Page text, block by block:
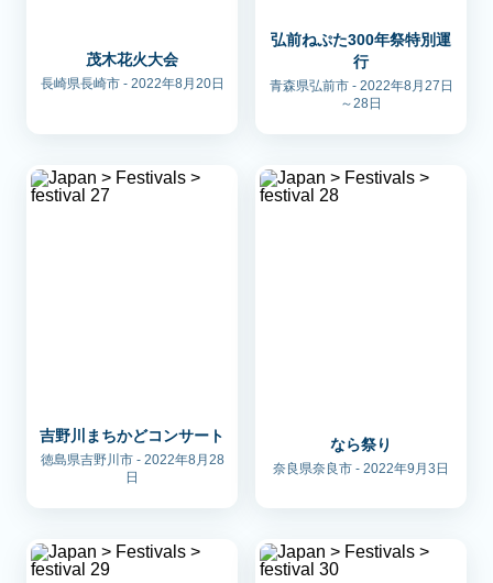
茂木花火大会
長崎県長崎市 - 2022年8月20日
弘前ねぷた300年祭特別運
行
青森県弘前市 - 2022年8月27日
～28日
吉野川まちかどコンサート
徳島県吉野川市 - 2022年8月28
日
なら祭り
奈良県奈良市 - 2022年9月3日